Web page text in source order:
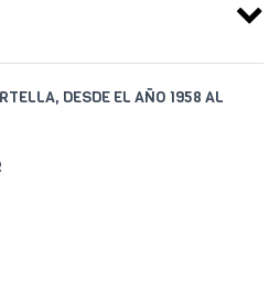
DESDE EL AÑO 1958 AL